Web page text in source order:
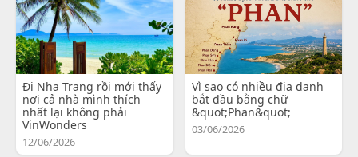
Đi Nha Trang rồi mới thấy
nơi cả nhà mình thích
nhất lại không phải
VinWonders
12/06/2026
Vì sao có nhiều địa danh
bắt đầu bằng chữ
&quot;Phan&quot;
03/06/2026